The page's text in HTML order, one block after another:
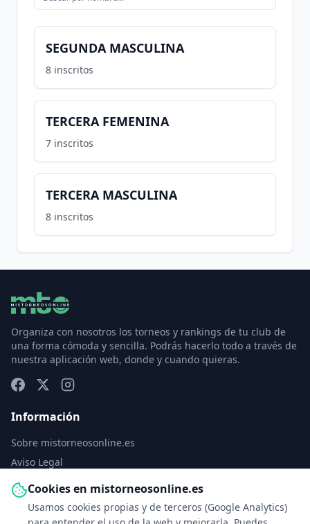
Cookies en mistorneosonline.es
Usamos cookies propias y de terceros (Google Analytics)
SEGUNDA MASCULINA
8 inscritos
TERCERA FEMENINA
7 inscritos
TERCERA MASCULINA
8 inscritos
Organiza con nosotros los torneos y rankings de tu club de
una forma cómoda y sencilla. Podrás hacerlo todo a través de
nuestra aplicación web, donde y cuando quieras.
Información
Sobre mistorneosonline.es
Aviso Legal
Política de Privacidad
Política de Cookies
Configurar cookies